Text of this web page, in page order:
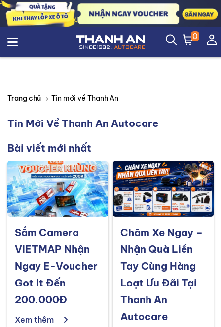
0
Trang chủ Tin mới về Thanh An
Tin Mới Về Thanh An Autocare
Bài viết mới nhất
Sắm Camera
VIETMAP Nhận
Ngay E-Voucher
Got It Đến
200.000Đ
Xem thêm
Chăm Xe Ngay –
Nhận Quà Liền
Tay Cùng Hàng
Loạt Ưu Đãi Tại
Thanh An
Autocare